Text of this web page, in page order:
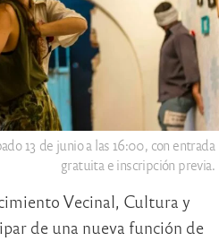
13 de junio a las 16:00, con entrada
gratuita e inscripción previa.
Vecinal, Cultura y
de una nueva función de